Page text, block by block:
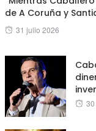
de A Coruña y
Posted
31 julio 2026